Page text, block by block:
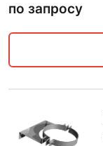
по запросу